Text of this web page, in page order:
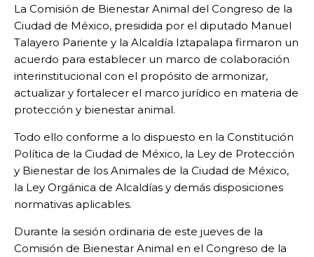
La Comisión de Bienestar Animal del Congreso de la
Ciudad de México, presidida por el diputado Manuel
Talayero Pariente y la Alcaldía Iztapalapa firmaron un
acuerdo para establecer un marco de colaboración
interinstitucional con el propósito de armonizar,
actualizar y fortalecer el marco jurídico en materia de
protección y bienestar animal.
Todo ello conforme a lo dispuesto en la Constitución
Política de la Ciudad de México, la Ley de Protección
y Bienestar de los Animales de la Ciudad de México,
la Ley Orgánica de Alcaldías y demás disposiciones
normativas aplicables.
Durante la sesión ordinaria de este jueves de la
Comisión de Bienestar Animal en el Congreso de la